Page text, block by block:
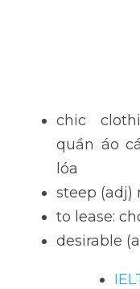
chic
quần áo
lóa
steep (adj)
to lease:
desirable